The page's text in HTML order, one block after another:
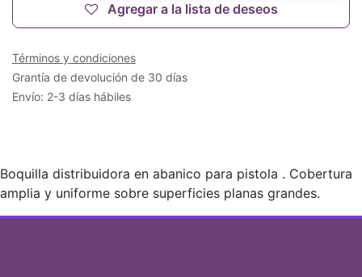
Agregar a la lista de deseos
Términos y condiciones
Grantía de devolución de 30 días
Envío: 2-3 días hábiles
Boquilla distribuidora en abanico para pistola . Cobertura
amplia y uniforme sobre superficies planas grandes.